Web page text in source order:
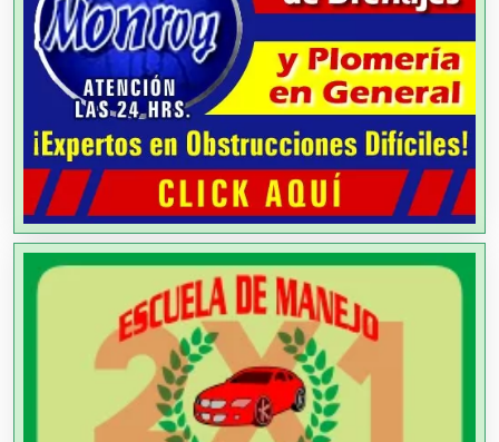
Artesanías
Artículos de Oficina
Artículos de Piel
Artículos Deportivos
Artículos Importados
Artículos para el Hogar